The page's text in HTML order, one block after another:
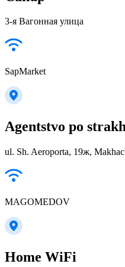
3-я Вагонная улица
SapMarket
Agentstvo po
ul. Sh. Aeroporta, 19ж,
MAGOMEDOV
Home WiFi